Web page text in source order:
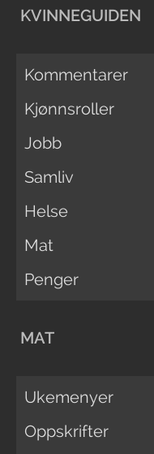
KVINNEGUIDEN
Kommentarer
Kjønnsroller
Jobb
Samliv
Helse
Mat
Penger
MAT
Ukemenyer
Oppskrifter